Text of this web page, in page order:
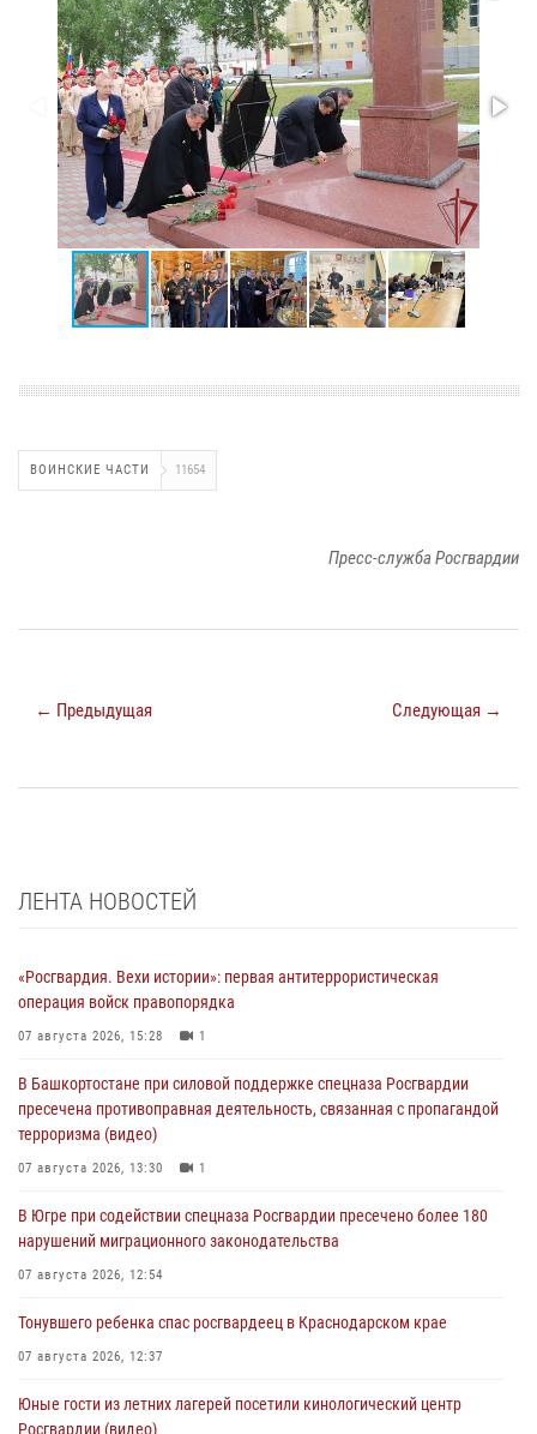
ВОИНСКИЕ ЧАСТИ 11654
Пресс-служба Росгвардии
← Предыдущая Следующая →
ЛЕНТА НОВОСТЕЙ
«Росгвардия. Вехи истории»: первая антитеррористическая
операция войск правопорядка
07 августа 2026, 15:28 1
В Башкортостане при силовой поддержке спецназа Росгвардии
пресечена противоправная деятельность, связанная с пропагандой
терроризма (видео)
07 августа 2026, 13:30 1
В Югре при содействии спецназа Росгвардии пресечено более 180
нарушений миграционного законодательства
07 августа 2026, 12:54
Тонувшего ребенка спас росгвардеец в Краснодарском крае
07 августа 2026, 12:37
Юные гости из летних лагерей посетили кинологический центр
Росгвардии (видео)